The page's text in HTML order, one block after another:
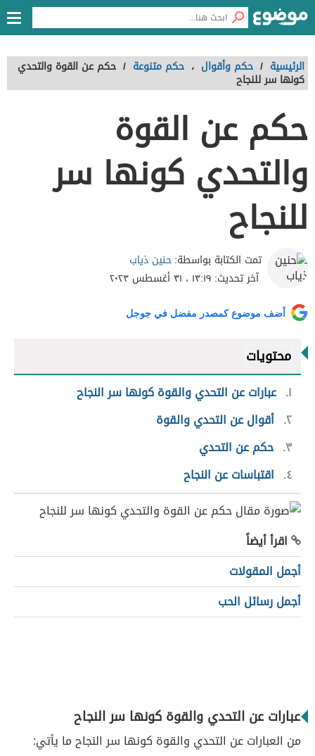
الرئيسية / حكم وأقوال ، حكم متنوعة / حكم عن القوة والتحدي
كونها سر للنجاح
حكم عن القوة
والتحدي كونها سر
للنجاح
تمت الكتابة بواسطة:حنين ذياب
آخر تحديث: ١٣:١٩ ، ٣١ أغسطس ٢٠٢٣
أضف موضوع كمصدر مفضل في جوجل
محتويات
١ عبارات عن التحدي والقوة كونها سر النجاح
٢ أقوال عن التحدي والقوة
٣ حكم عن التحدي
٤
اقتباسات عن النجاح
اقرأ أيضاً
أجمل المقولات
أجمل رسائل الحب
عبارات عن التحدي والقوة كونها سر النجاح
من العبارات عن التحدي والقوة كونها سر النجاح ما يأتي: